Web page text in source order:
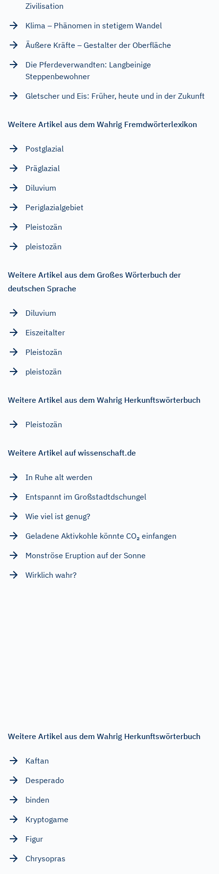
Zivilisation
Klima – Phänomen in stetigem Wandel
Äußere Kräfte – Gestalter der Oberfläche
Die Pferdeverwandten: Langbeinige
Steppenbewohner
Gletscher und Eis: Früher, heute und in der Zukunft
Weitere Artikel aus dem Wahrig Fremdwörterlexikon
Postglazial
Präglazial
Diluvium
Periglazialgebiet
Pleistozän
pleistozän
Weitere Artikel aus dem Großes Wörterbuch der
deutschen Sprache
Diluvium
Eiszeitalter
Pleistozän
pleistozän
Weitere Artikel aus dem Wahrig Herkunftswörterbuch
Pleistozän
Weitere Artikel auf wissenschaft.de
In Ruhe alt werden
Entspannt im Großstadtdschungel
Wie viel ist genug?
Geladene Aktivkohle könnte CO₂ einfangen
Monströse Eruption auf der Sonne
Wirklich wahr?
Weitere Artikel aus dem Wahrig Herkunftswörterbuch
Kaftan
Desperado
binden
Kryptogame
Figur
Chrysopras